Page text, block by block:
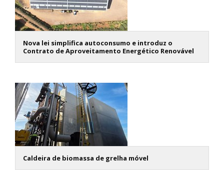
Nova lei simplifica autoconsumo e introduz o
Contrato de Aproveitamento Energético Renovável
Caldeira de biomassa de grelha móvel